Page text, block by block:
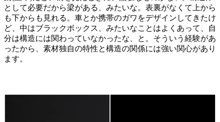
として必要だから梁がある、みたいな。表裏がなくて上から
も下からも見れる。車とか携帯のガワをデザインしてきたけ
ど、中はブラックボックス、みたいなことはよくあって、自
分は構造には関わっていなかったな、と。そういう経験があ
ったから、素材独自の特性と構造の関係には強い関心があり
ます。